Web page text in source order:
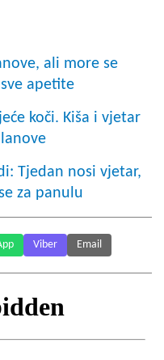
ali more se
apetite
koči. Kiša i vjetar
Tjedan nosi vjetar,
za panulu
Viber Email